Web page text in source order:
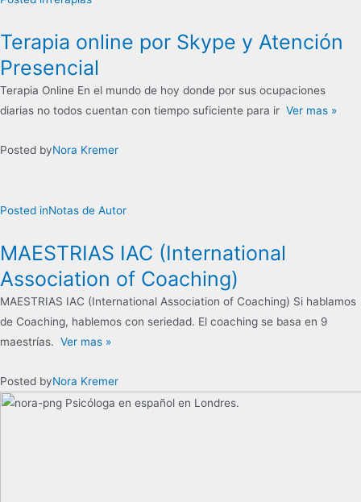
Terapia online por Skype y Atención
Presencial
Terapia Online En el mundo de hoy donde por sus ocupaciones
diarias no todos cuentan con tiempo suficiente para ir Ver mas »
Posted byNora Kremer
Posted inNotas de Autor
MAESTRIAS IAC (International
Association of Coaching)
MAESTRIAS IAC (International Association of Coaching) Si hablamos
de Coaching, hablemos con seriedad. El coaching se basa en 9
maestrías. Ver mas »
Posted byNora Kremer